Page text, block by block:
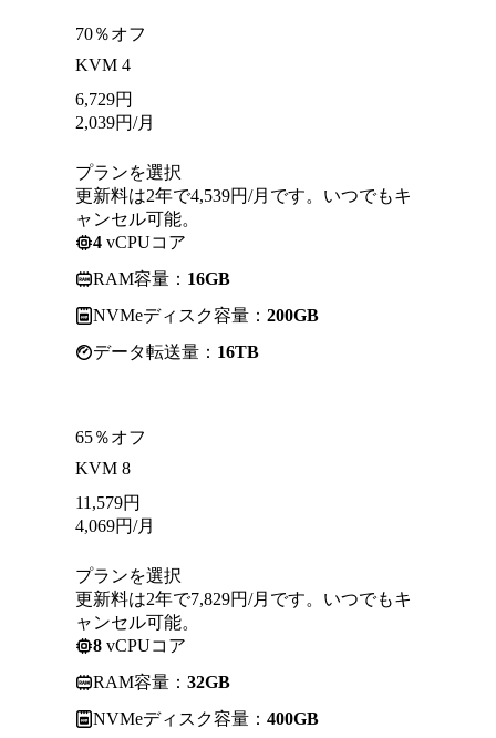
70％オフ
KVM 4
6,729円
2,039円/月
プランを選択
更新料は2年で4,539円/月です。いつでもキ
ャンセル可能。
4 vCPUコア
RAM容量： 16GB
NVMeディスク容量： 200GB
データ転送量： 16TB
65％オフ
KVM 8
11,579円
4,069円/月
プランを選択
更新料は2年で7,829円/月です。いつでもキ
ャンセル可能。
8 vCPUコア
RAM容量： 32GB
NVMeディスク容量： 400GB